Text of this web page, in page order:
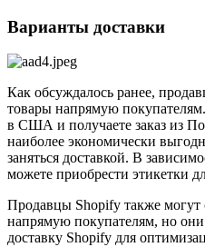
Варианты доставки
Как обсуждалось ранее,
товары напрямую
в США и получаете заказ из
наиболее экономически
заняться доставкой. В
можете приобрести этикетки
Продавцы Shopify также могут
напрямую покупателям, но они
доставку Shopify для